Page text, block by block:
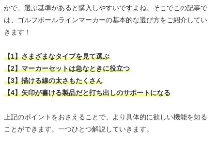
かで、選ぶ基準があると購入しやすいですよね。そこでこの記事で
は、ゴルフボールラインマーカーの基本的な選び方をご紹介してい
きます！
【1】さまざまなタイプを見て選ぶ
【2】マーカーセットは急なときに役立つ
【3】描ける線の太さもたくさん
【4】矢印が書ける製品だと打ち出しのサポートになる
上記のポイントをおさえることで、より具体的に欲しい機能を知る
ことができます。一つひとつ解説していきます。